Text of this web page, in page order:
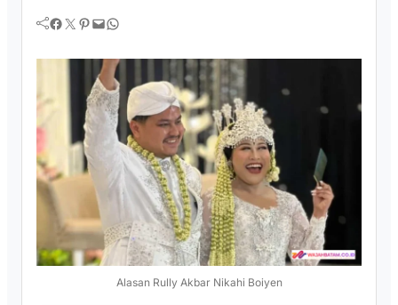
Facebook Twitter Pinterest Mail WhatsApp
Alasan Rully Akbar Nikahi Boiyen